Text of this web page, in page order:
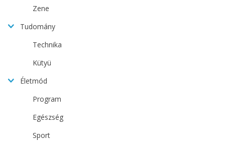
Zene
Tudomány
Technika
Kütyü
Életmód
Program
Egészség
Sport